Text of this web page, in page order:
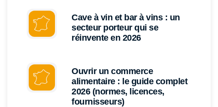
Cave à vin et bar à vins : un
secteur porteur qui se
réinvente en 2026
Ouvrir un commerce
alimentaire : le guide complet
2026 (normes, licences,
fournisseurs)